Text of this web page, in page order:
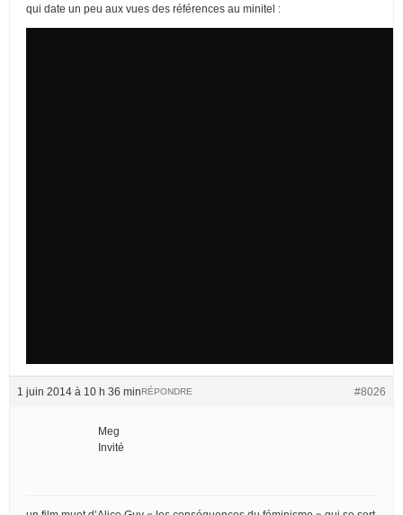
qui date un peu aux vues des références au minitel :
1 juin 2014 à 10 h 36 min #8026
RÉPONDRE
Meg
Invité